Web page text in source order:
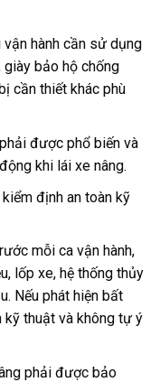
hành cần sử dụng
bảo hộ chống
cần thiết khác phù
được phổ biến và
khi lái xe nâng.
định an toàn kỹ
mỗi ca vận hành,
lốp xe, hệ thống thủy
Nếu phát hiện bất
kỹ thuật và không tự ý
phải được bảo